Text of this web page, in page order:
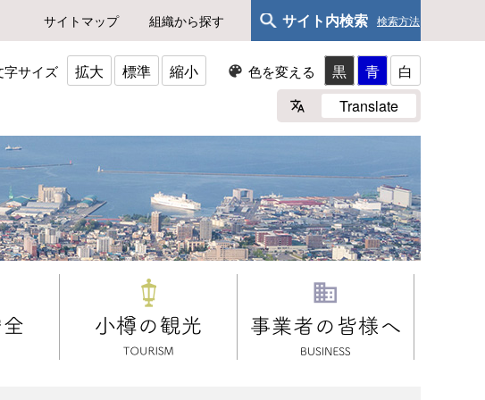
サイトマップ 組織から探す サイト内検索 検索方法
字サイズ 拡大 標準 縮小 色を変える 黒 青
白
Translate